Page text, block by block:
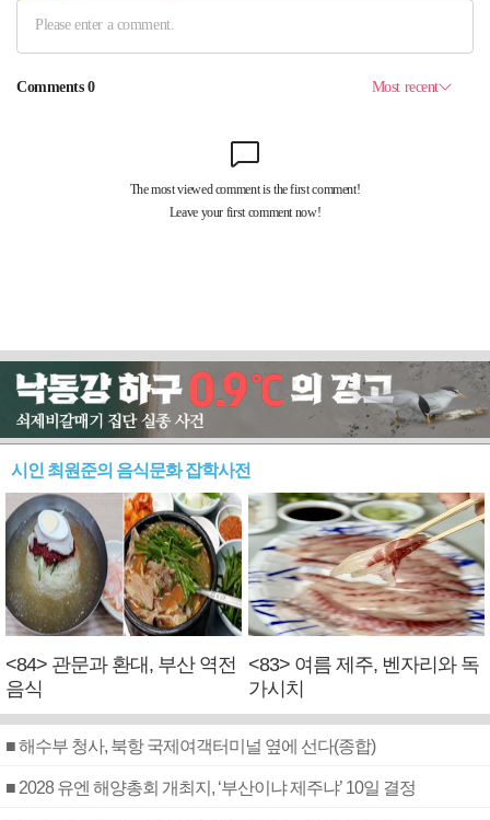
시인 최원준의 음식문화 잡학사전
<84> 관문과 환대, 부산 역전
음식
<83> 여름 제주, 벤자리와 독
가시치
■ 해수부 청사, 북항 국제여객터미널 옆에 선다(종합)
■ 2028 유엔 해양총회 개최지, ‘부산이냐 제주냐’ 10일 결정